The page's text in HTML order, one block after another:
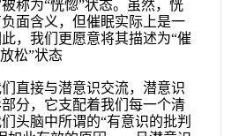
称为“恍惚”状态。虽然，恍
面含义，但催眠实际上是一
，我们更愿意将其描述为“催
松”状态
直接与潜意识交流，潜意识
分，它支配着我们每一个清
头脑中所谓的“有意识的批判